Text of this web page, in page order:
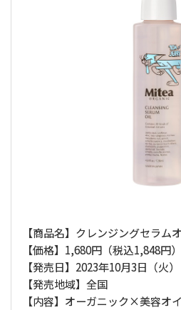
【商品名】クレンジングセラ
【価格】1,680円（税込1,848円）
【発売日】2023年10月3日（火）
【発売地域】全国
【内容】オーガニック×美容オ